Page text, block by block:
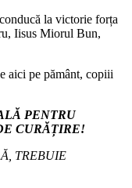
la victorie forța
Iisus Miorul Bun,
aici pe pământ, copiii
PENTRU
CURĂȚIRE!
TREBUIE